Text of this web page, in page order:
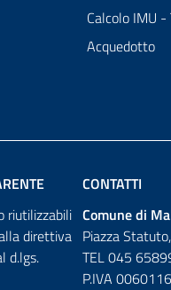
Calcolo IMU -
Acquedotto
riutilizzabili
direttiva
d.lgs.
CONTATTI
Comune di
Piazza
TEL 045
P.IVA